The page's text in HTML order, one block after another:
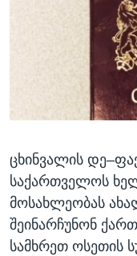
ᲡᲢᲣᲓᲘᲐ ᲕᲐᲨᲘᲜᲒᲢᲝᲜᲘ
ᲒᲐᲚᲘᲚᲔᲝ
ᲓᲔᲖᲘᲜᲤᲝᲠᲛᲐᲪᲘᲐ
Learning English
ᲗᲕᲐᲚᲘ ᲒᲕᲐᲓᲔᲕᲜᲔᲗ
ცხინვალის
საქართველოს
მოსახლეობას
შეინარჩუნონ
სამხრეთ ოსეთის